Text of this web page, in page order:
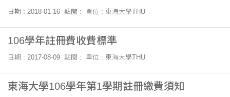
日期 : 2018-01-16 點閱 : 單位 : 東海大學THU
106學年註冊費收費標準
日期 : 2017-08-09 點閱 : 單位 : 東海大學THU
東海大學106學年第1學期註冊繳費須知